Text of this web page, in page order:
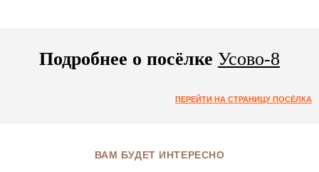
Подробнее о посёлке Усово-8
ПЕРЕЙТИ НА СТРАНИЦУ ПОСЁЛКА
ВАМ БУДЕТ ИНТЕРЕСНО